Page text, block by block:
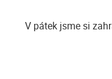
V pátek jsme si